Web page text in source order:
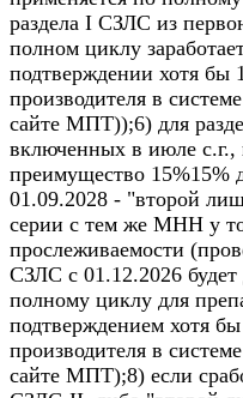
раздела I СЗЛС из
полном циклу
подтверждении хотя
производителя в
сайте МПТ));6) для
включенных в июле
преимущество 15%15%
01.09.2028 - "второй
серии с тем же МНН у
прослеживаемости
СЗЛС c 01.12.2026
полному циклу для
подтверждением хотя
производителя в
сайте МПТ);8) если